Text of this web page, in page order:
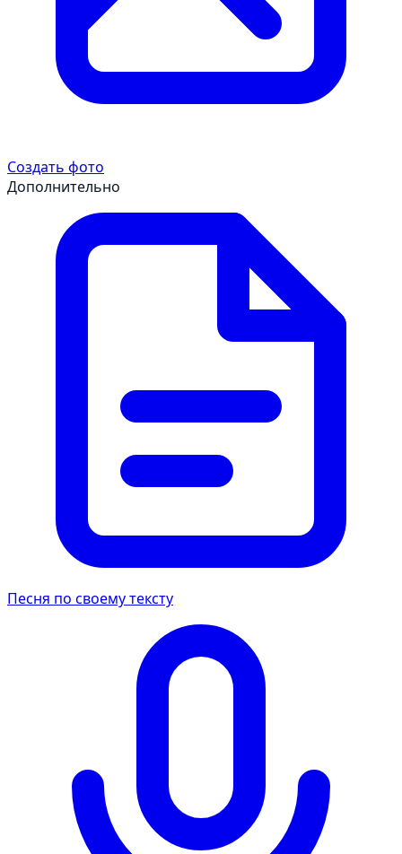
Создать фото
Дополнительно
Песня по своему тексту